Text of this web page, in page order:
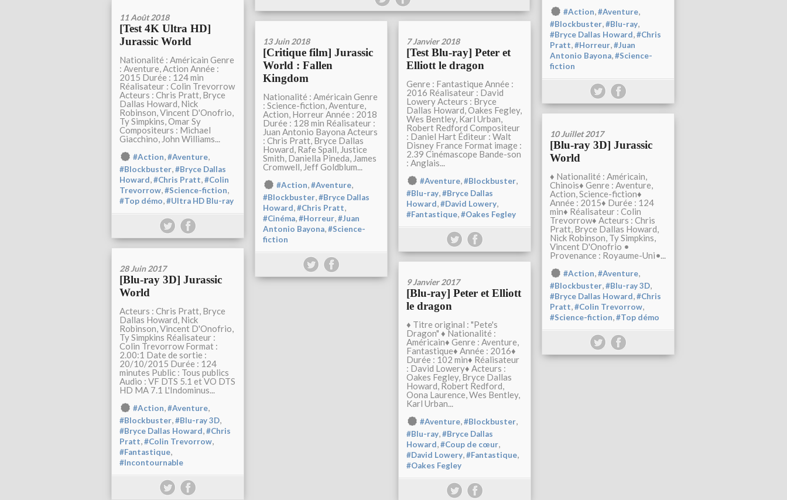
#Action,#Aventure,
#Blockbuster,#Blu-ray,
#Bryce Dallas Howard,#Chris
Pratt,#Horreur,#Juan
Antonio Bayona,#Science-
fiction
11 Août 2018
[Test 4K Ultra HD]
Jurassic World
Nationalité : Américain Genre
: Aventure, Action Année :
2015 Durée : 124 min
Réalisateur : Colin Trevorrow
Acteurs : Chris Pratt, Bryce
Dallas Howard, Nick
Robinson, Vincent D'Onofrio,
Ty Simpkins, Omar Sy
Compositeurs : Michael
Giacchino, John Williams...
#Action,#Aventure,
#Blockbuster,#Bryce Dallas
Howard,#Chris Pratt,#Colin
Trevorrow,#Science-fiction,
#Top démo,#Ultra HD Blu-ray
13 Juin 2018
[Critique film] Jurassic
World : Fallen
Kingdom
Nationalité : Américain Genre
: Science-fiction, Aventure,
Action, Horreur Année : 2018
Durée : 128 min Réalisateur :
Juan Antonio Bayona Acteurs
: Chris Pratt, Bryce Dallas
Howard, Rafe Spall, Justice
Smith, Daniella Pineda, James
Cromwell, Jeff Goldblum...
#Action,#Aventure,
#Blockbuster,#Bryce Dallas
Howard,#Chris Pratt,
#Cinéma,#Horreur,#Juan
Antonio Bayona,#Science-
fiction
7 Janvier 2018
[Test Blu-ray] Peter et
Elliott le dragon
Genre : Fantastique Année :
2016 Réalisateur : David
Lowery Acteurs : Bryce
Dallas Howard, Oakes Fegley,
Wes Bentley, Karl Urban,
Robert Redford Compositeur
: Daniel Hart Éditeur : Walt
Disney France Format image :
2.39 Cinémascope Bande-son
: Anglais...
#Aventure,#Blockbuster,
#Blu-ray,#Bryce Dallas
Howard,#David Lowery,
#Fantastique,#Oakes Fegley
10 Juillet 2017
[Blu-ray 3D] Jurassic
World
♦ Nationalité : Américain,
Chinois♦ Genre : Aventure,
Action, Science-fiction♦
Année : 2015♦ Durée : 124
min♦ Réalisateur : Colin
Trevorrow♦ Acteurs : Chris
Pratt, Bryce Dallas Howard,
Nick Robinson, Ty Simpkins,
Vincent D'Onofrio •
Provenance : Royaume-Uni•...
#Action,#Aventure,
#Blockbuster,#Blu-ray 3D,
#Bryce Dallas Howard,#Chris
Pratt,#Colin Trevorrow,
#Science-fiction,#Top démo
28 Juin 2017
[Blu-ray 3D] Jurassic
World
Acteurs : Chris Pratt, Bryce
Dallas Howard, Nick
Robinson, Vincent D'Onofrio,
Ty Simpkins Réalisateur :
Colin Trevorrow Format :
2.00:1 Date de sortie :
20/10/2015 Durée : 124
minutes Public : Tous publics
Audio : VF DTS 5.1 et VO DTS
HD MA 7.1 L'Indominus...
#Action,#Aventure,
#Blockbuster,#Blu-ray 3D,
#Bryce Dallas Howard,#Chris
Pratt,#Colin Trevorrow,
#Fantastique,
#Incontournable
9 Janvier 2017
[Blu-ray] Peter et Elliott
le dragon
♦ Titre original : "Pete's
Dragon" ♦ Nationalité :
Américain♦ Genre : Aventure,
Fantastique♦ Année : 2016♦
Durée : 102 min♦ Réalisateur
: David Lowery♦ Acteurs :
Oakes Fegley, Bryce Dallas
Howard, Robert Redford,
Oona Laurence, Wes Bentley,
Karl Urban...
#Aventure,#Blockbuster,
#Blu-ray,#Bryce Dallas
Howard,#Coup de cœur,
#David Lowery,#Fantastique,
#Oakes Fegley